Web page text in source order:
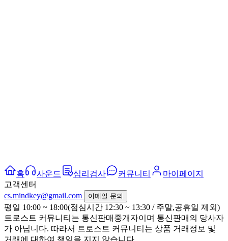
홈 사운드 심리검사 커뮤니티
마이페이지
고객센터
cs.mindkey@gmail.com
이메일 문의
평일 10:00 ~ 18:00(점심시간 12:30 ~ 13:30 / 주말,공휴일 제외)
트로스트 커뮤니티는 통신판매중개자이며 통신판매의 당사자
가 아닙니다. 따라서 트로스트 커뮤니티는 상품 거래정보 및
거래에 대하여 책임을 지지 않습니다.